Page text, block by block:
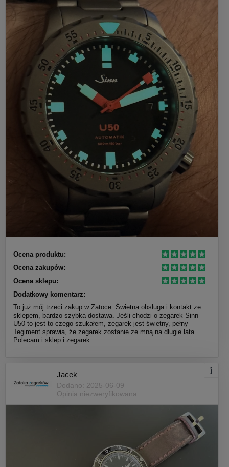
Ocena produktu:
Ocena zakupów:
Ocena sklepu:
Dodatkowy komentarz:
To już mój trzeci zakup w Zatoce. Świetna obsługa i kontakt ze
sklepem, bardzo szybka dostawa. Jeśli chodzi o zegarek Sinn
U50 to jest to czego szukałem, zegarek jest świetny, pełny
Tegiment sprawia, że zegarek zostanie ze mną na długie lata.
Polecam i sklep i zegarek.
Jacek
Dodano: 2025-06-09
Opinia niezweryfikowana